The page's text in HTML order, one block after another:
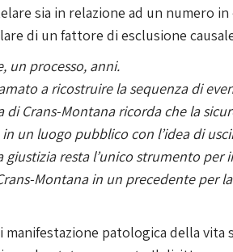
sia in relazione ad un numero in
di un fattore di esclusione
un processo, anni.
a ricostruire la sequenza di
Crans-Montana ricorda che la
un luogo pubblico con l’idea di
resta l’unico strumento per
Montana in un precedente per
patologica della vita